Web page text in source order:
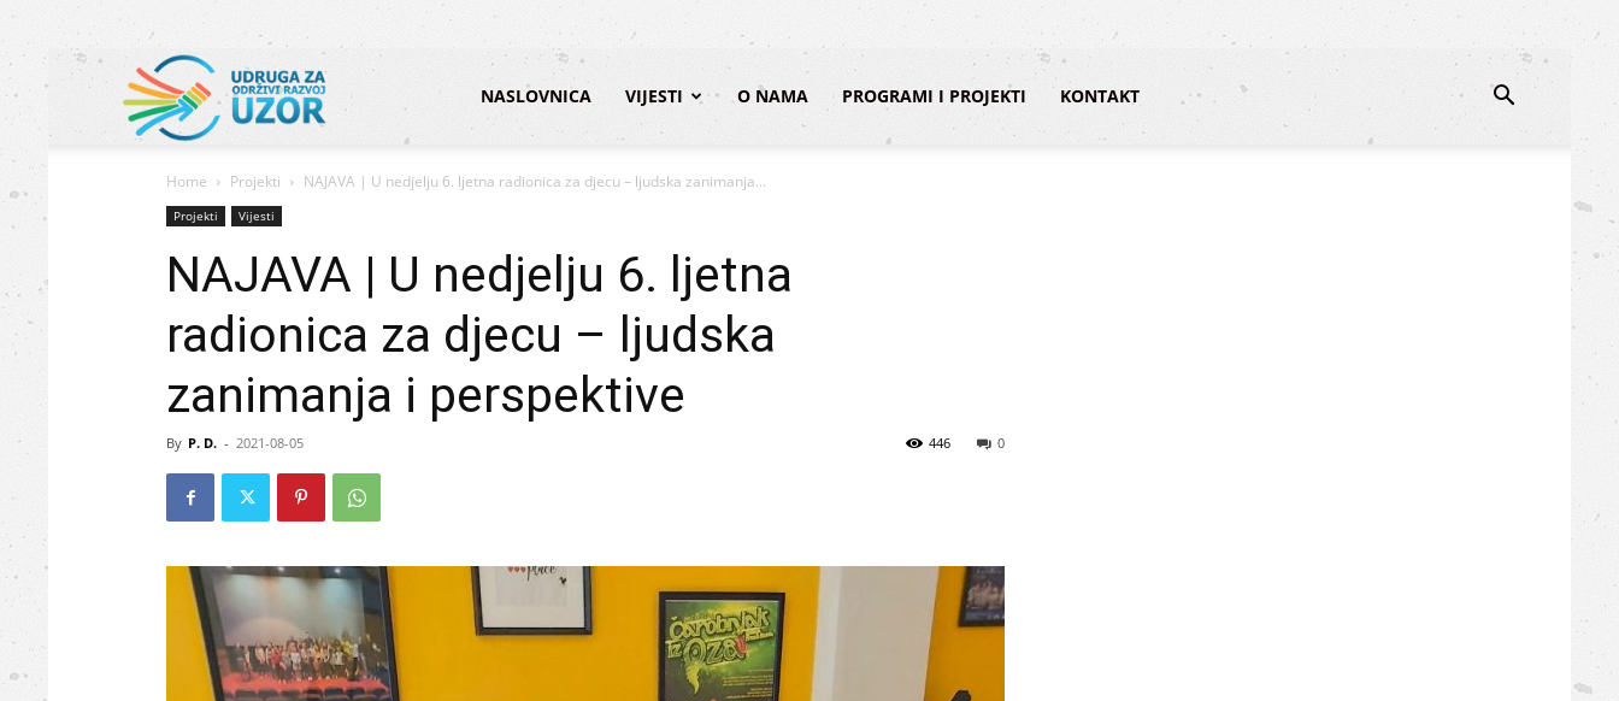
za
održivi
razvoj
UZOR
Busovača
NASLOVNICA VIJESTI O NAMA PROGRAMI I PROJEKTI KONTAKT
Home Projekti NAJAVA | U nedjelju 6. ljetna radionica za djecu – ljudska zanimanja...
Projekti Vijesti
NAJAVA | U nedjelju 6. ljetna
radionica za djecu – ljudska
zanimanja i perspektive
By P. D. - 2021-08-05 0
446